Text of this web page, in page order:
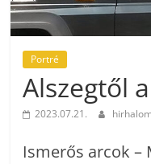
Portré
Alszegtől
2023.07.21. hirhalom
Ismerős arcok –